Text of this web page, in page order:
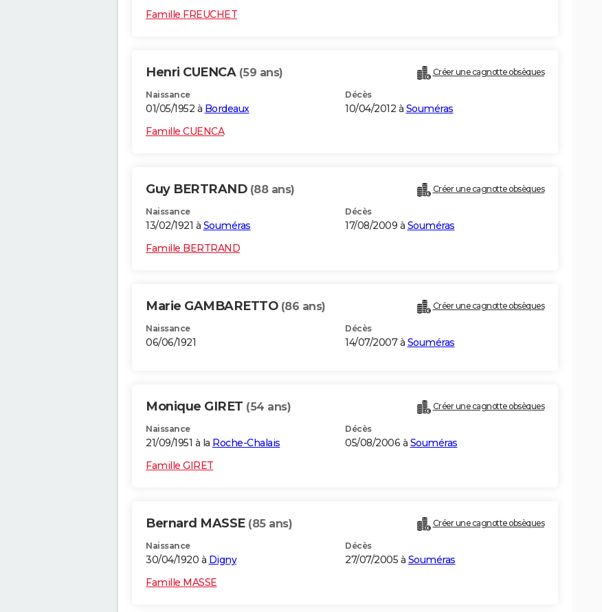
Famille FREUCHET
Henri CUENCA (59 ans) Créer une cagnotte obsèques
Naissance
01/05/1952 à Bordeaux
Décès
10/04/2012 à Souméras
Famille CUENCA
Guy BERTRAND (88 ans) Créer une cagnotte obsèques
Naissance
13/02/1921 à Souméras
Décès
17/08/2009 à Souméras
Famille BERTRAND
Marie GAMBARETTO (86 ans) Créer une cagnotte obsèques
Naissance
06/06/1921
Décès
14/07/2007 à Souméras
Monique GIRET (54 ans) Créer une cagnotte obsèques
Naissance
21/09/1951 à la Roche-Chalais
Décès
05/08/2006 à Souméras
Famille GIRET
Bernard MASSE (85 ans) Créer une cagnotte obsèques
Naissance
30/04/1920 à Digny
Décès
27/07/2005 à Souméras
Famille MASSE